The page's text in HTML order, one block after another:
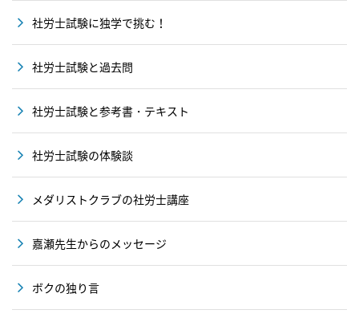
社労士試験に独学で挑む！
社労士試験と過去問
社労士試験と参考書・テキスト
社労士試験の体験談
メダリストクラブの社労士講座
嘉瀬先生からのメッセージ
ボクの独り言